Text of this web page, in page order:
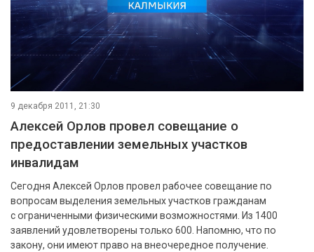
9 декабря 2011, 21:30
Алексей Орлов провел совещание о
предоставлении земельных участков
инвалидам
Сегодня Алексей Орлов провел рабочее совещание по
вопросам выделения земельных участков гражданам
с ограниченными физическими возможностями. Из 1400
заявлений удовлетворены только 600. Напомню, что по
закону, они имеют право на внеочередное получение.